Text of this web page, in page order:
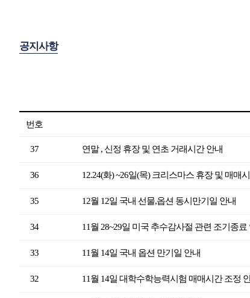
공지사항
번호
37 연말 , 신정 휴장 및 연초 거래시간 안내
36 12.24(화) ~26일(목) 크리스마스 휴장 및 매매
35 12월 12일 국내 선물,옵션 동시만기일 안내
34 11월 28~29일 미국 추수감사절 관련 조기종료
33 11월 14일 국내 옵션 만기일 안내
32 11월 14일 대학수학능력시험 매매시간 조정